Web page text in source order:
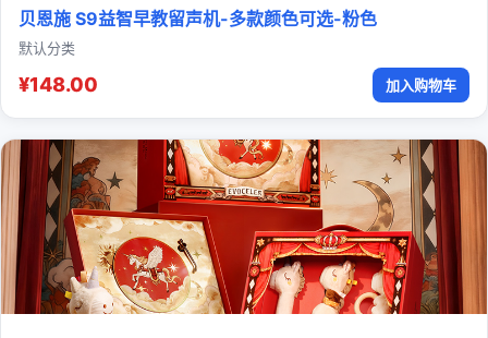
贝恩施 S9益智早教留声机-多款颜色可选-粉色
默认分类
¥148.00 加入购物车